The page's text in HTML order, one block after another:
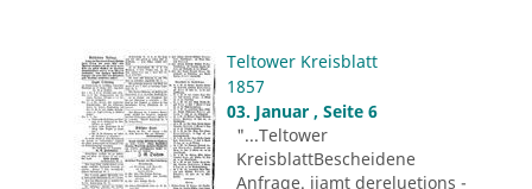
Teltower Kreisblatt
1857
03. Januar , Seite 6
"...Teltower
KreisblattBescheidene
Anfrage. iiamt dereluetions -